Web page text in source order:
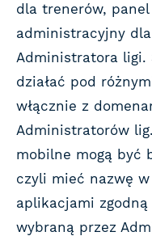
dla trenerów, panel
administracyjny dla
Administratora ligi.
działać pod
włącznie z
Administratorów
mobilne mogą być
czyli mieć nazwę
aplikacjami zgodną
wybraną przez